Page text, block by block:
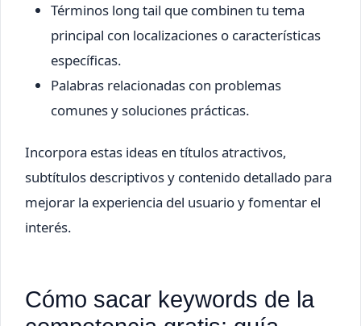
Términos long tail que combinen tu tema
principal con localizaciones o características
específicas.
Palabras relacionadas con problemas
comunes y soluciones prácticas.
Incorpora estas ideas en títulos atractivos,
subtítulos descriptivos y contenido detallado para
mejorar la experiencia del usuario y fomentar el
interés.
Cómo sacar keywords de la